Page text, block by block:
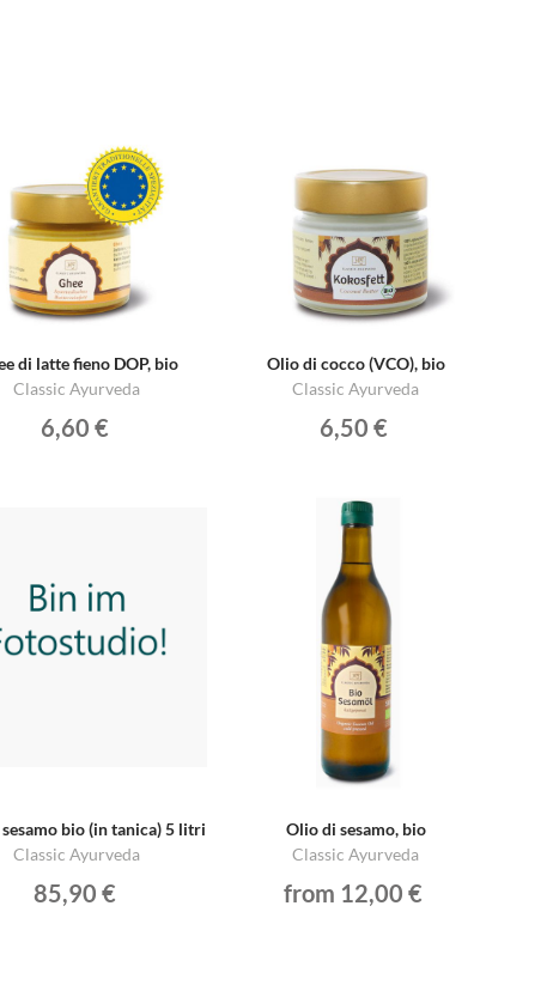
di latte fieno DOP, bio
Classic Ayurveda
6,60 €
Olio di cocco (VCO), bio
Classic Ayurveda
6,50 €
bio (in tanica) 5 litri
Classic Ayurveda
85,90 €
Olio di sesamo, bio
Classic Ayurveda
from 12,00 €